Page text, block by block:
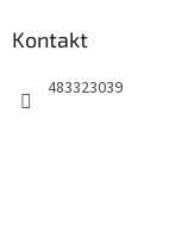
Kontakt
483323039